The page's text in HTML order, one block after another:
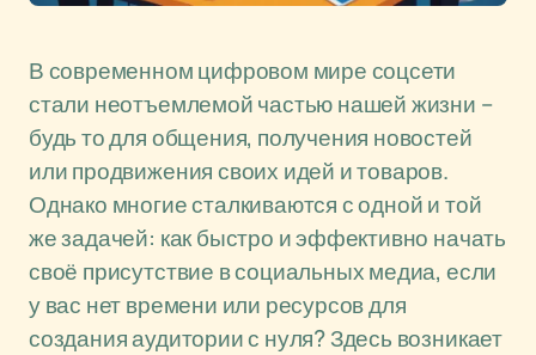
В современном цифровом мире соцсети
стали неотъемлемой частью нашей жизни –
будь то для общения, получения новостей
или продвижения своих идей и товаров.
Однако многие сталкиваются с одной и той
же задачей: как быстро и эффективно начать
своё присутствие в социальных медиа, если
у вас нет времени или ресурсов для
создания аудитории с нуля? Здесь возникает